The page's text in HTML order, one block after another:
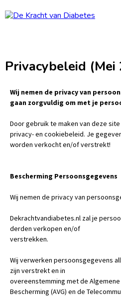
Privacybeleid (Mei
Wij nemen de privacy van
gaan zorgvuldig om met je
Door gebruik te maken van deze
privacy- en cookiebeleid. Je
worden verkocht en/of verstrekt!
Bescherming Persoonsgegevens
Wij nemen de privacy van
Dekrachtvandiabetes.nl zal je
derden verkopen en/of
verstrekken.
Wij verwerken persoonsgegevens
zijn verstrekt en in
overeenstemming met de
Bescherming (AVG) en de